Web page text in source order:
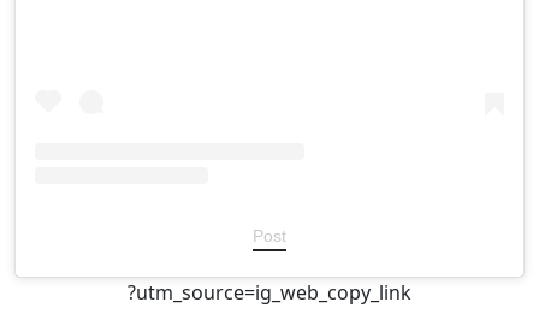
Post
?utm_source=ig_web_copy_link